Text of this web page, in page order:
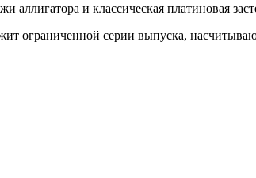
и классическая платиновая
ограниченной серии выпуска,